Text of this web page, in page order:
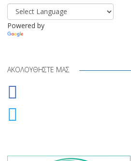
Powered by
ΑΚΟΛΟΥΘΉΣΤΕ ΜΑΣ